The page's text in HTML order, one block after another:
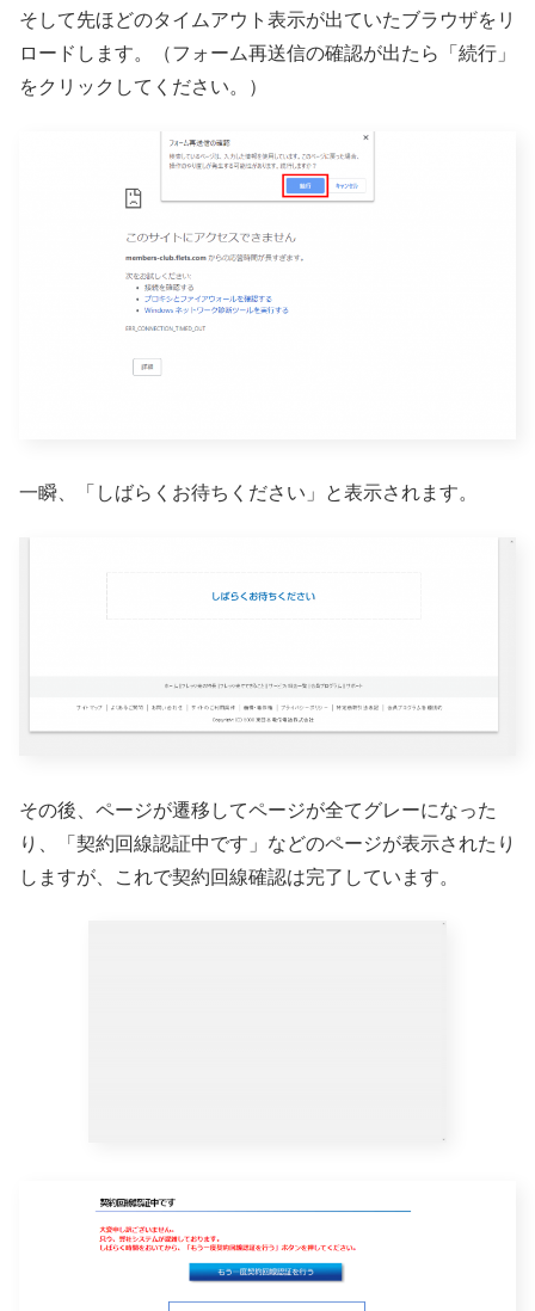
そして先ほどのタイムアウト表示が出ていたブラウザをリ
ロードします。（フォーム再送信の確認が出たら「続行」
をクリックしてください。）
一瞬、「しばらくお待ちください」と表示されます。
その後、ページが遷移してページが全てグレーになった
り、「契約回線認証中です」などのページが表示されたり
しますが、これで契約回線確認は完了しています。